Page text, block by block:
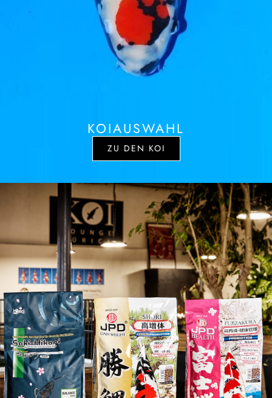
KOIAUSWAHL
ZU DEN KOI